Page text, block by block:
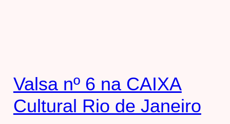
Valsa nº 6 na CAIXA
Cultural Rio de Janeiro